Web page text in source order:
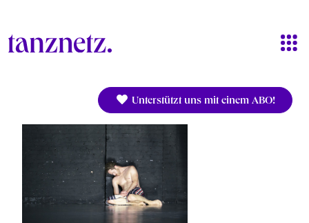
Unterstützt uns mit einem ABO!